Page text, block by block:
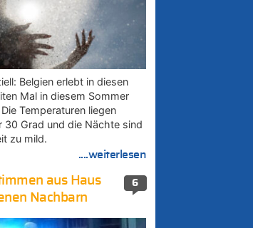
Belgien erlebt in diesen
Mal in diesem Sommer
Temperaturen liegen
30 Grad und die Nächte sind
zu mild.
....weiterlesen
6
aus Haus
Nachbarn